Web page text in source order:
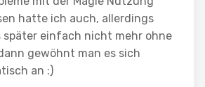
hatte ich auch, allerdings
später einfach nicht mehr ohne
gewöhnt man es sich
an :)